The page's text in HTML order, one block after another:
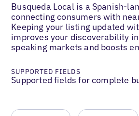
Busqueda Local is a Spanish-
connecting consumers with
Keeping your listing updated
improves your discoverability
speaking markets and boosts
SUPPORTED FIELDS
Supported fields for complete